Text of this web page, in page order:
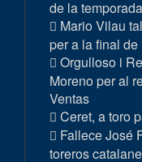
de la temporada
Mario Vilau
per a la final
Orgulloso i
Moreno per al
Ventas
Ceret, a toro
Fallece José
toreros